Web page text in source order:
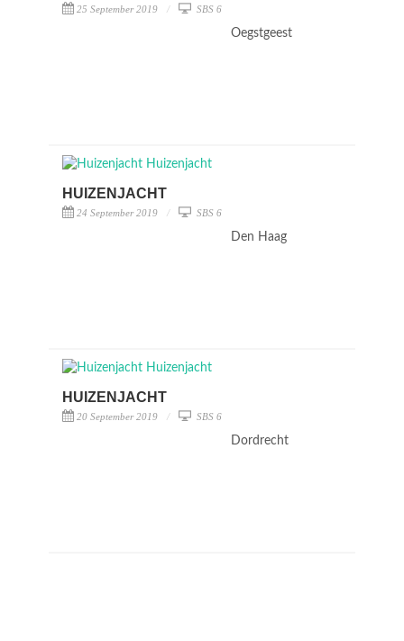
25 September 2019 SBS 6
Oegstgeest
HUIZENJACHT
24 September 2019 SBS 6
Den Haag
HUIZENJACHT
20 September 2019 SBS 6
Dordrecht